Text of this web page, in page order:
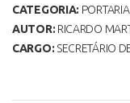
CATEGORIA: PORTARIA
AUTOR: RICARDO
CARGO: SECRETÁRIO